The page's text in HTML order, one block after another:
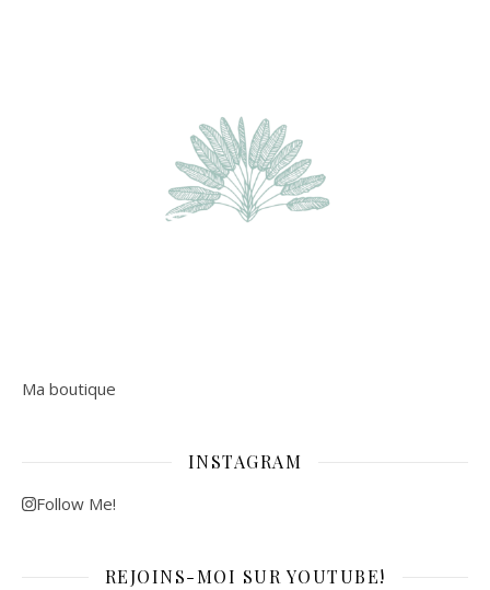
Ma boutique
INSTAGRAM
Follow Me!
REJOINS-MOI SUR YOUTUBE!